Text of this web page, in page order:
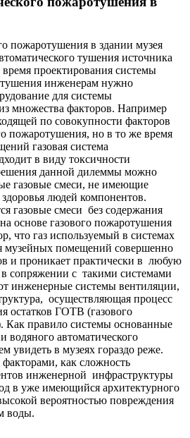
пожаротушения в здании музея
тушения источника
проектирования системы
инженерам нужно
для системы
множества факторов. Например
по совокупности факторов
пожаротушения, но в то же время
газовая система
в виду токсичности
данной дилеммы можно
газовые смеси, не имеющие
людей компонентов.
газовые смеси без содержания
основе газового пожаротушения
что газ используемый в системах
музейных помещений совершенно
и проникает практически в любую
сопряжении с такими системами
инженерные системы вентиляции,
осуществляющая процесс
остатков ГОТВ (газового
Как правило системы основанные
водяного автоматического
в музеях гораздо реже.
как сложность
инженерной инфраструктуры
в уже имеющийся архитектурного
вероятностью повреждения
воды.